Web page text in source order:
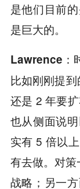
是他们目前
是巨大的。
Lawrence：
比如刚刚提
还是 2 年要
也从侧面说
实有 5 倍以
有去做。对
战略；另一